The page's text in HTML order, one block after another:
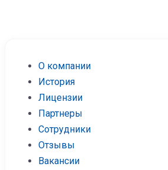
О компании
История
Лицензии
Партнеры
Сотрудники
Отзывы
Вакансии